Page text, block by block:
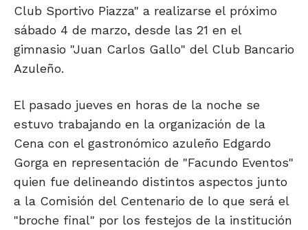
Club Sportivo Piazza" a realizarse el próximo
sábado 4 de marzo, desde las 21 en el
gimnasio "Juan Carlos Gallo" del Club Bancario
Azuleño.
El pasado jueves en horas de la noche se
estuvo trabajando en la organización de la
Cena con el gastronómico azuleño Edgardo
Gorga en representación de "Facundo Eventos"
quien fue delineando distintos aspectos junto
a la Comisión del Centenario de lo que será el
"broche final" por los festejos de la institución